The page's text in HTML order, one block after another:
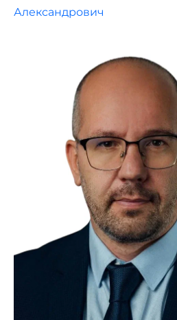
Александрович